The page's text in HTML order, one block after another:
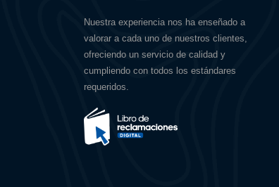
Nuestra experiencia nos ha enseñado a
valorar a cada uno de nuestros clientes,
ofreciendo un servicio de calidad y
cumpliendo con todos los estándares
requeridos.